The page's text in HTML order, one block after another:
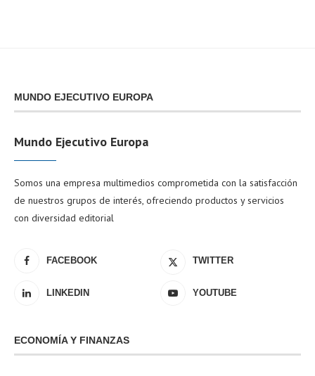
MUNDO EJECUTIVO EUROPA
Mundo Ejecutivo Europa
Somos una empresa multimedios comprometida con la satisfacción
de nuestros grupos de interés, ofreciendo productos y servicios
con diversidad editorial
FACEBOOK TWITTER
LINKEDIN YOUTUBE
ECONOMÍA Y FINANZAS